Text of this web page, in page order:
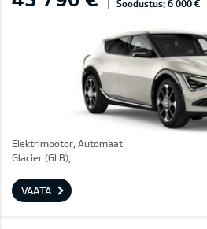
Soodustus: 6 000 €
Elektrimootor, Automaat
Glacier (GLB),
VAATA